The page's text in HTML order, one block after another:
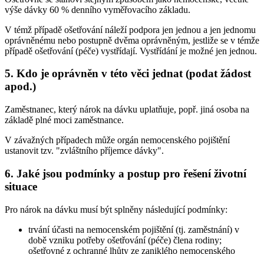
výše dávky 60 % denního vyměřovacího základu.
V témž případě ošetřování náleží podpora jen jednou a jen jednomu
oprávněnému nebo postupně dvěma oprávněným, jestliže se v témže
případě ošetřování (péče) vystřídají. Vystřídání je možné jen jednou.
5. Kdo je oprávněn v této věci jednat (podat žádost
apod.)
Zaměstnanec, který nárok na dávku uplatňuje, popř. jiná osoba na
základě plné moci zaměstnance.
V závažných případech může orgán nemocenského pojištění
ustanovit tzv. "zvláštního příjemce dávky".
6. Jaké jsou podmínky a postup pro řešení životní
situace
Pro nárok na dávku musí být splněny následující podmínky:
trvání účasti na nemocenském pojištění (tj. zaměstnání) v
době vzniku potřeby ošetřování (péče) člena rodiny;
ošetřovné z ochranné lhůty ze zaniklého nemocenského